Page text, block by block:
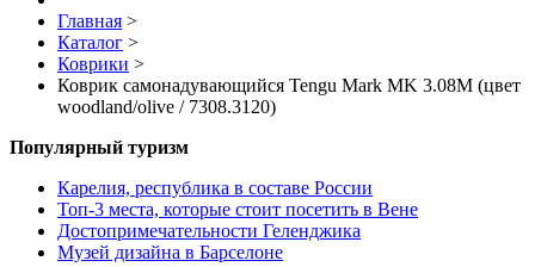
Главная >
Каталог >
Коврики >
Коврик самонадувающийся Tengu Mark MK 3.08M (цвет
woodland/olive / 7308.3120)
Популярный туризм
Карелия, республика в составе России
Топ-3 места, которые стоит посетить в Вене
Достопримечательности Геленджика
Музей дизайна в Барселоне